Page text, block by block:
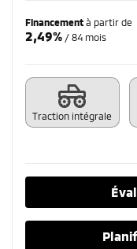
Financement à partir de
2,49% / 84 mois
Traction intégrale